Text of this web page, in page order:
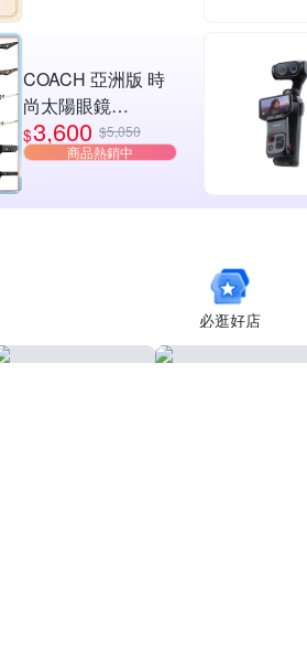
COACH 亞洲版 時
尚太陽眼鏡
HC8332D
HC8368D
HC8430D
$3,600 $5,050
商品熱銷中
必逛好店